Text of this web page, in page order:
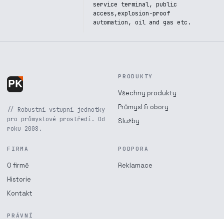
service terminal, public
access,explosion-proof
automation, oil and gas etc.
// Robustní vstupní jednotky
pro průmyslové prostředí. Od
roku 2008.
PRODUKTY
Všechny produkty
Průmysl & obory
Služby
FIRMA
O firmě
Historie
Kontakt
PODPORA
Reklamace
PRÁVNÍ